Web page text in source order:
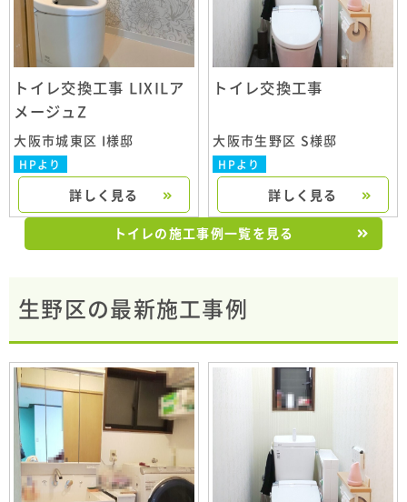
トイレ交換工事 LIXILア
メージュZ
大阪市城東区 I様邸
HPより
詳しく見る
トイレ交換工事
大阪市生野区 S様邸
HPより
詳しく見る
トイレの施工事例一覧を見る
生野区の最新施工事例